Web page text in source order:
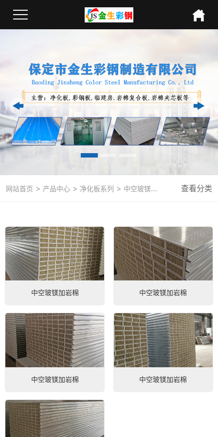
网站首页 > 产品中心 > 净化板系列 > 中空玻镁加岩棉 查看分类
中空玻镁加岩棉 中空玻镁加岩棉
中空玻镁加岩棉 中空玻镁加岩棉
微信号：
点击复制微信号